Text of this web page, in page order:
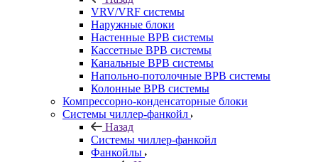
VRV/VRF системы
Наружные блоки
Настенные ВРВ системы
Кассетные ВРВ системы
Канальные ВРВ системы
Напольно-потолочные ВРВ системы
Колонные ВРВ системы
Компрессорно-конденсаторные блоки
Системы чиллер-фанкойл
Назад
Системы чиллер-фанкойл
Фанкойлы